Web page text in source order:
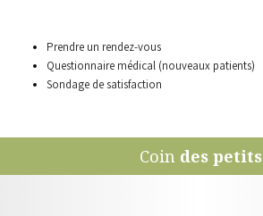
Prendre un rendez-vous
Questionnaire médical (nouveaux patients)
Sondage de satisfaction
Coin des petits